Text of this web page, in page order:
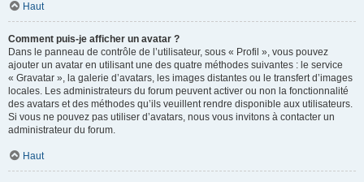
Haut
Comment puis-je afficher un avatar ?
Dans le panneau de contrôle de l’utilisateur, sous « Profil », vous pouvez
ajouter un avatar en utilisant une des quatre méthodes suivantes : le service
« Gravatar », la galerie d’avatars, les images distantes ou le transfert d’images
locales. Les administrateurs du forum peuvent activer ou non la fonctionnalité
des avatars et des méthodes qu’ils veuillent rendre disponible aux utilisateurs.
Si vous ne pouvez pas utiliser d’avatars, nous vous invitons à contacter un
administrateur du forum.
Haut